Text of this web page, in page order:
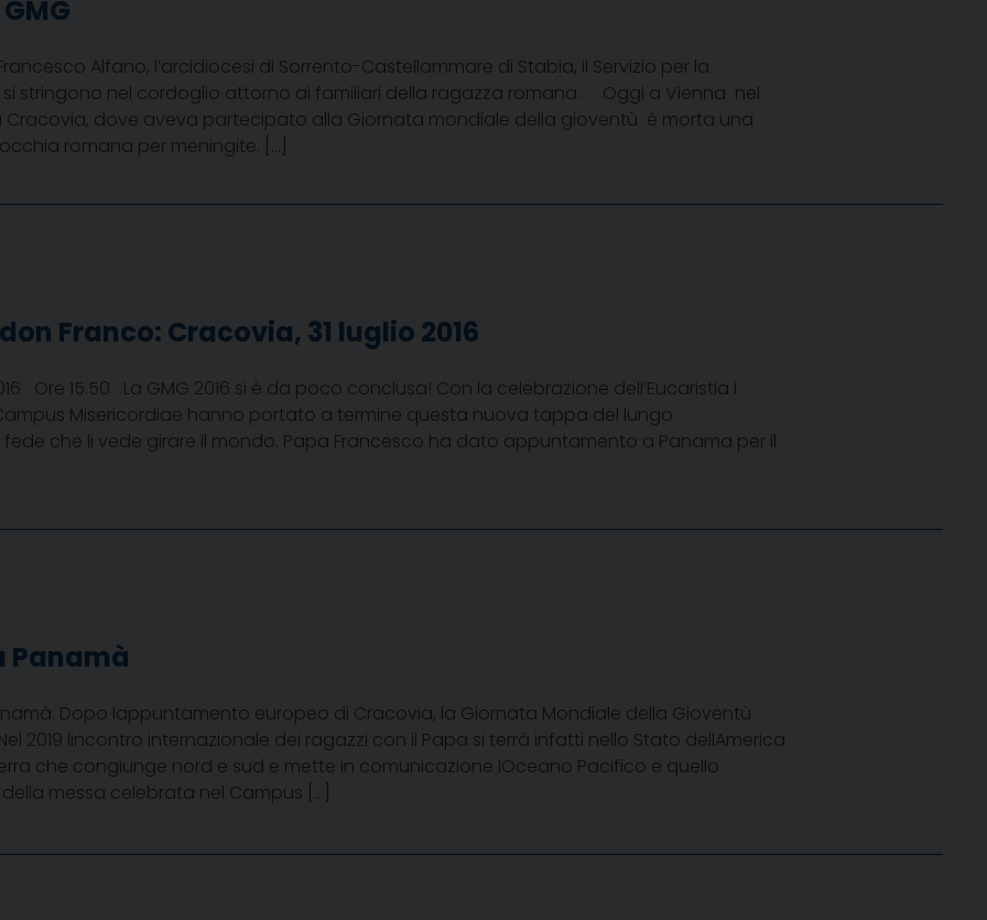
Alfano, l’arcidiocesi di Sorrento-Castellammare di Stabia, il Servizio per la
stringono nel cordoglio attorno ai familiari della ragazza romana. Oggi a Vienna  nel
dove aveva partecipato alla Giornata mondiale della gioventù  è morta una
romana per meningite. […]
Franco: Cracovia, 31 luglio 2016
Ore 15.50 La GMG 2016 si è da poco conclusa! Con la celebrazione dell’Eucaristia i
Misericordiae hanno portato a termine questa nuova tappa del lungo
che li vede girare il mondo. Papa Francesco ha dato appuntamento a Panama per il
Panamà
Dopo lappuntamento europeo di Cracovia, la Giornata Mondiale della Gioventù
2019 lincontro internazionale dei ragazzi con il Papa si terrà infatti nello Stato dellAmerica
che congiunge nord e sud e mette in comunicazione lOceano Pacifico e quello
messa celebrata nel Campus […]